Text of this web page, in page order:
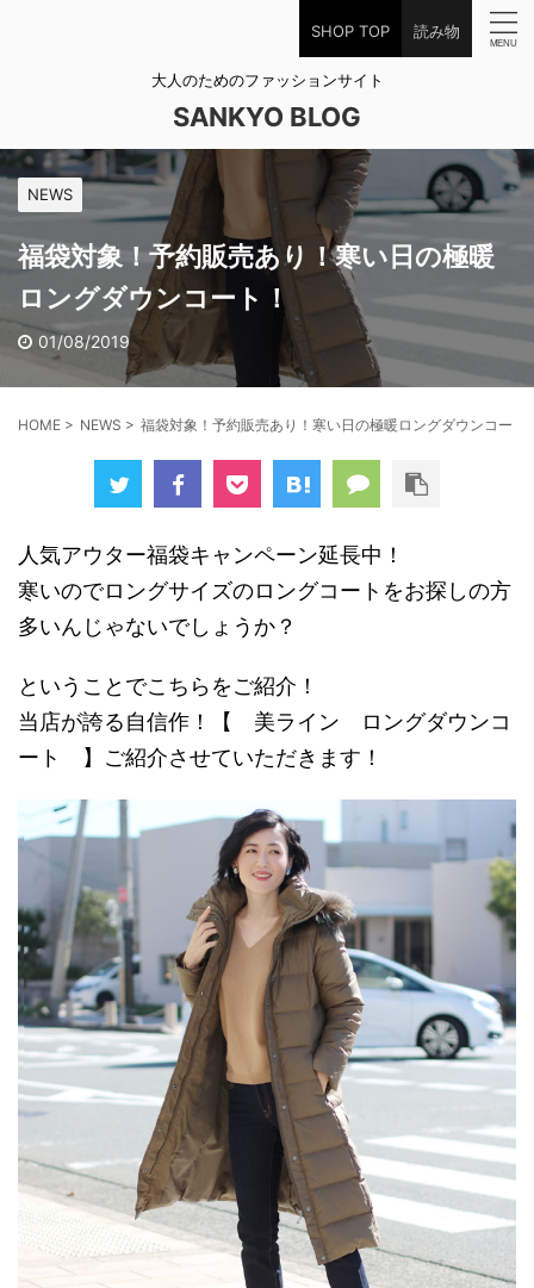
SHOP TOP 読み物
大人のためのファッションサイト
SANKYO BLOG
NEWS
福袋対象！予約販売あり！寒い日の極暖
ロングダウンコート！
01/08/2019
HOME > NEWS > 福袋対象！予約販売あり！寒い日の極暖ロングダウンコート
人気アウター福袋キャンペーン延長中！
寒いのでロングサイズのロングコートをお探しの方
多いんじゃないでしょうか？
ということでこちらをご紹介！
当店が誇る自信作！【 美ライン ロングダウンコ
ート 】ご紹介させていただきます！